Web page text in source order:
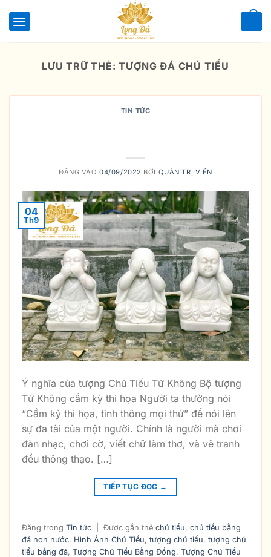
qua
LƯU TRỮ THẺ:TƯỢNG ĐÁ CHÚ TIỂU
TIN TỨC
ĐĂNG VÀO04/09/2022 BỞI QUẢN TRỊ VIÊN
04
Th9
Ý nghĩa của tượng Chú Tiểu Tứ Không Bộ tượng
Tứ Không cầm kỳ thi họa Người ta thường nói
“Cầm kỳ thi họa, tinh thông mọi thứ” để nói lên
sự đa tài của một người. Chính là người mà chơi
đàn nhạc, chơi cờ, viết chữ làm thơ, và vẽ tranh
đều thông thạo. […]
TIẾP TỤC ĐỌC →
Đăng trong Tin tức Được gắn thẻ chú tiểu, chú tiểu bằng
đá non nước, Hình Ảnh Chú Tiểu, tượng chú tiểu, tượng chú
tiểu bằng đá, Tượng Chú Tiểu Bằng Đồng, Tượng Chú Tiểu